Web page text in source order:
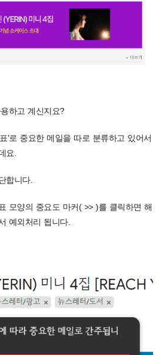
하고 계신지요?
'로 중요한 메일을 따로 분류하고 있어서
요.
합니다.
모양의 중요도 마커( >>)를 클릭하면 해
예외처리 됩니다.